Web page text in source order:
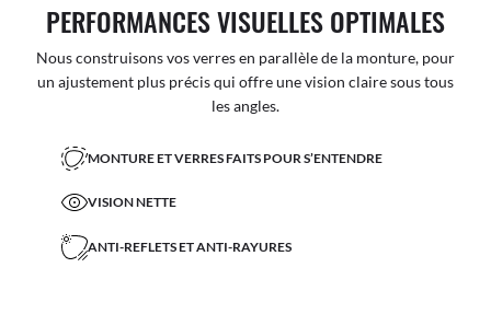
PERFORMANCES VISUELLES OPTIMALES
Nous construisons vos verres en parallèle de la monture, pour
un ajustement plus précis qui offre une vision claire sous tous
les angles.
MONTURE ET VERRES FAITS POUR S’ENTENDRE
VISION NETTE
ANTI-REFLETS ET ANTI-RAYURES